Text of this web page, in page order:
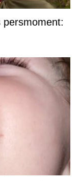
persmoment: